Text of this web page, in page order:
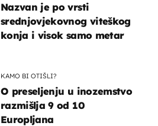
Nazvan je po vrsti
srednjovjekovnog viteškog
konja i visok samo metar
KAMO BI OTIŠLI?
O preseljenju u inozemstvo
razmišlja 9 od 10
Europljana